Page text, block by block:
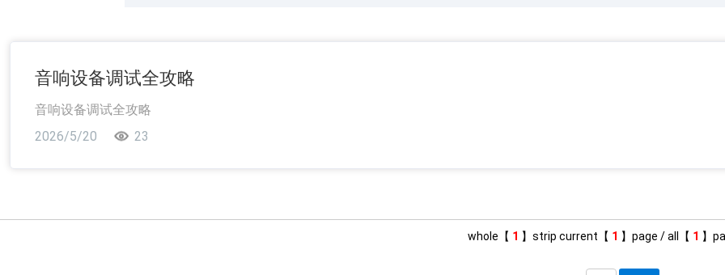
音响设备调试全攻略
音响设备调试全攻略
2026/5/20
23
whole【 1 】strip current【 1 】page / all【 1 】